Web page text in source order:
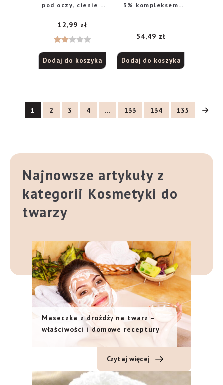
pod oczy, cienie i
iono
12,99 zł
Dodaj do koszyka
3% kompleksem
30 ml
54,49 zł
Dodaj do koszyka
1 2 3 4 … 133 134 135
Najnowsze artykuły z
kategorii Kosmetyki do
twarzy
Maseczka z drożdży na twarz –
właściwości i domowe receptury
Czytaj więcej